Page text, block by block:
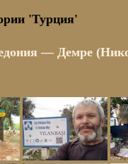
'Турция'
— Демре